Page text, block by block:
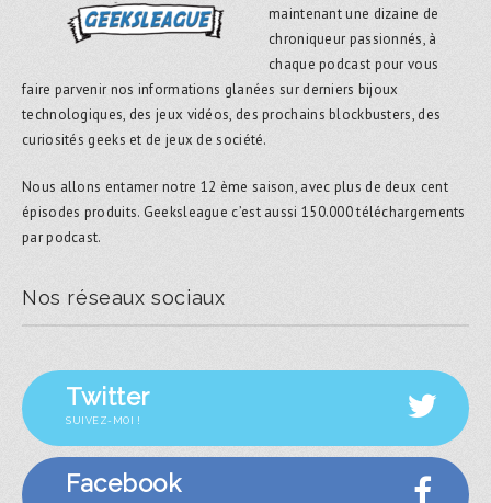
maintenant une dizaine de
chroniqueur passionnés, à
chaque podcast pour vous
faire parvenir nos informations glanées sur derniers bijoux
technologiques, des jeux vidéos, des prochains blockbusters, des
curiosités geeks et de jeux de société.
Nous allons entamer notre 12 ème saison, avec plus de deux cent
épisodes produits. Geeksleague c’est aussi 150.000 téléchargements
par podcast.
Nos réseaux sociaux
Twitter
SUIVEZ-MOI !
Facebook